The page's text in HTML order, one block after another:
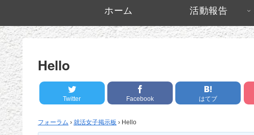
ホーム 活動報告
Hello
Twitter Facebook はてブ
フォーラム › 就活女子掲示板 › Hello